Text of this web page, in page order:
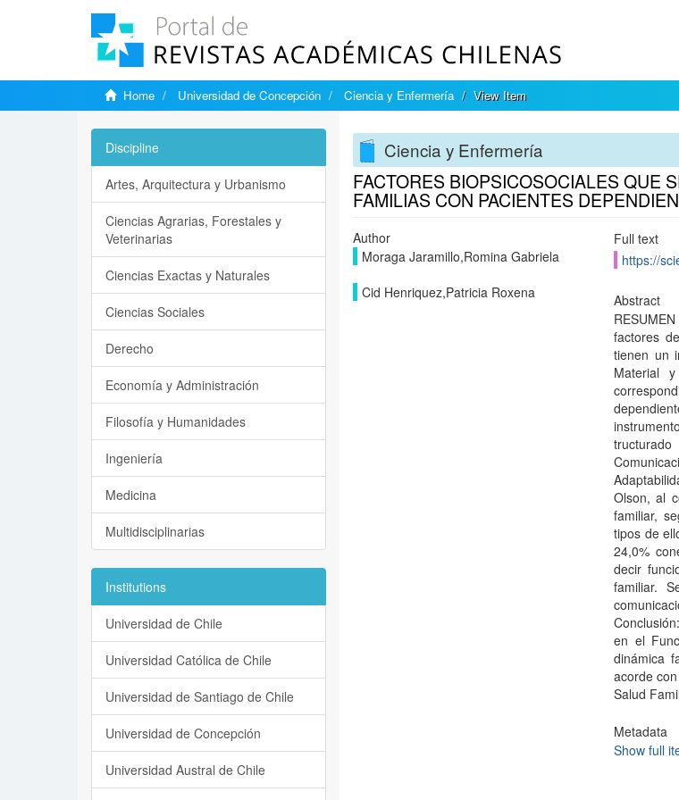
Home Universidad de Concepción Ciencia y Enfermería View Item
Ciencia y Enfermería
FACTORES BIOPSICOSOCIALES QUE
FAMILIAS CON PACIENTES
Author
Moraga Jaramillo,Romina Gabriela
Cid Henriquez,Patricia Roxena
Full text
https://
Abstract
factores
tienen un
Material
Olson, al
familiar,
tipos de
24,0%
decir
familiar.
en el
dinámica
acorde
Salud
Metadata
Show full
Discipline
Artes, Arquitectura y Urbanismo
Ciencias Agrarias, Forestales y
Veterinarias
Ciencias Exactas y Naturales
Ciencias Sociales
Derecho
Economía y Administración
Filosofía y Humanidades
Ingeniería
Medicina
Multidisciplinarias
Institutions
Universidad de Chile
Universidad Católica de Chile
Universidad de Santiago de Chile
Universidad de Concepción
Universidad Austral de Chile